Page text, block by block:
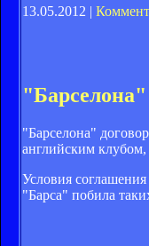
13.05.2012 |
"Барселона"
"Барселона"
английским
Условия
"Барса" побила